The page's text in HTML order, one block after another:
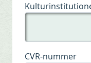
CVR-nummer